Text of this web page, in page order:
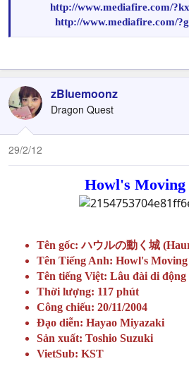
http://www.mediafire.com/
http://www.mediafire.com/
zBluemoonz
Dragon Quest
29/2/12
Howl's Moving
Tên gốc: ハウルの動く城
Tên Tiếng Anh: Howl's Moving
Tên tiếng Việt: Lâu đài di động
Thời lượng: 117 phút
Công chiếu: 20/11/2004
Đạo diễn: Hayao Miyazaki
Sản xuất: Toshio Suzuki
VietSub: KST